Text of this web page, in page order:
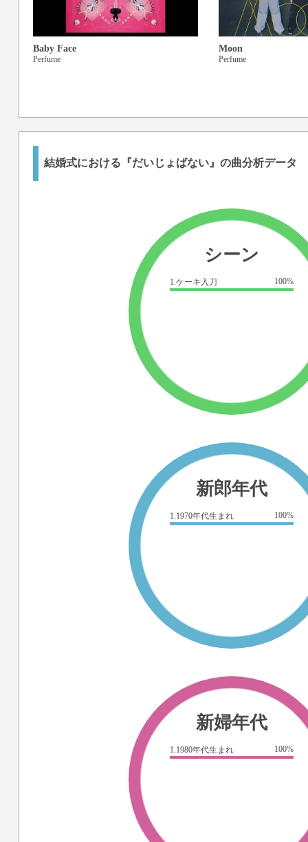
Baby Face
Perfume
Moon
Perfume
結婚式における『だいじょばない』の曲分析データ
シーン
1.ケーキ入刀 100%
新郎年代
1.1970年代生まれ 100%
新婦年代
1.1980年代生まれ 100%